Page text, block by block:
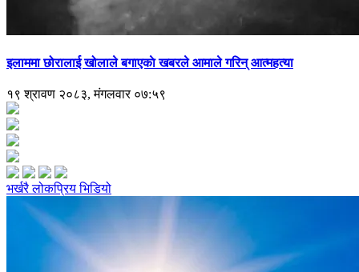
इलाममा छोरालाई खोलाले बगाएकाे खबरले आमाले गरिन् आत्महत्या
१९ श्रावण २०८३, मंगलवार ०७:५९
भर्खरैलोकप्रियभिडियो